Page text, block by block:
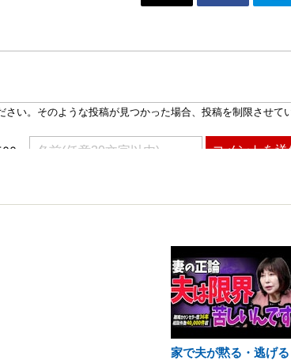
家で夫が黙る・逃げる